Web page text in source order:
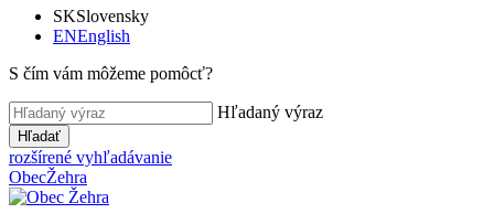
SKSlovensky
ENEnglish
S čím vám môžeme pomôcť?
Hľadaný výraz
Hľadať
rozšírené vyhľadávanie
ObecŽehra